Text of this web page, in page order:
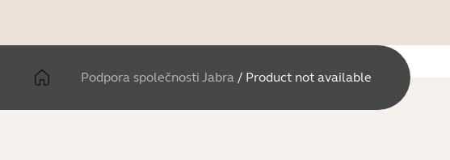
Podpora společnosti Jabra / Product not available